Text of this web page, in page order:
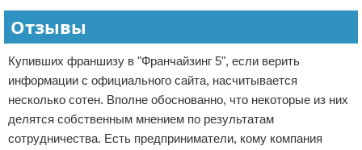
Отзывы
Купивших франшизу в "Франчайзинг 5", если верить
информации с официального сайта, насчитывается
несколько сотен. Вполне обоснованно, что некоторые из них
делятся собственным мнением по результатам
сотрудничества. Есть предприниматели, кому компания